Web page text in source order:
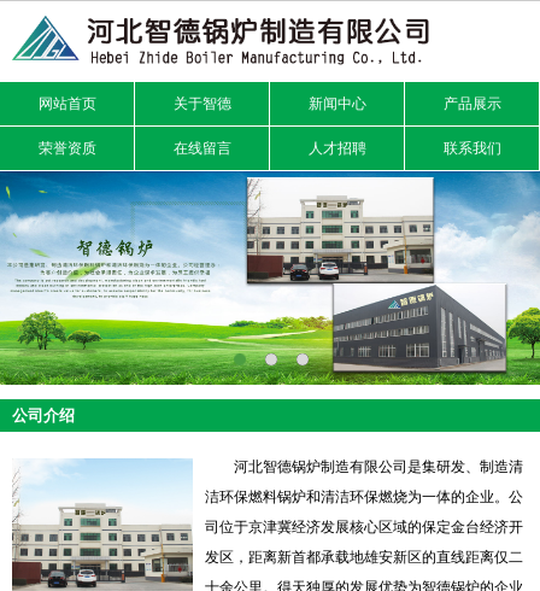
网站首页 关于智德 新闻中心 产品展示
荣誉资质 在线留言 人才招聘 联系我们
公司介绍
河北智德锅炉制造有限公司是集研发、制造清
洁环保燃料锅炉和清洁环保燃烧为一体的企业。公
司位于京津冀经济发展核心区域的保定金台经济开
发区，距离新首都承载地雄安新区的直线距离仅二